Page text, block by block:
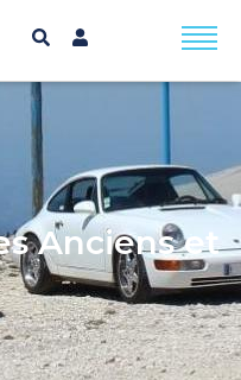
Anciens et